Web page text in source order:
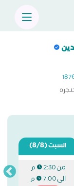
السبت(8/8)
من2:30 م
الى7:00 م